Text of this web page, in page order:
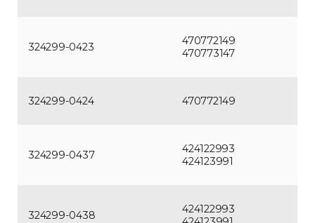
324299-0423
470772149
470773147
324299-0424 470772149
324299-0437
424122993
424123991
324299-0438
424122993